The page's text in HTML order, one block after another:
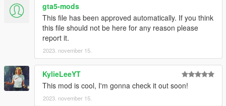
gta5-mods
This file has been approved automatically. If you think
this file should not be here for any reason please
report it.
2023. november 15.
KylieLeeYT
This mod is cool, I'm gonna check it out soon!
2023. november 15.